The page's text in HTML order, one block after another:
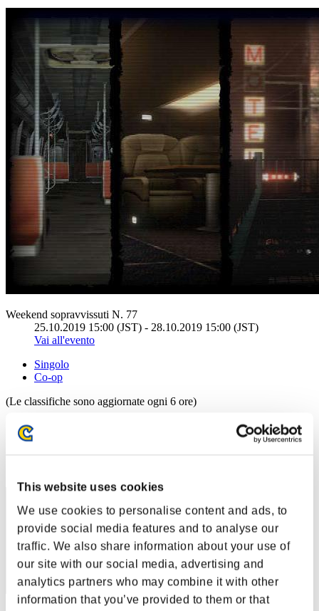
This website uses cookies
We use cookies to personalise content and ads, to
provide social media features and to analyse our
traffic. We also share information about your use of
our site with our social media, advertising and
analytics partners who may combine it with other
information that you’ve provided to them or that
Weekend sopravvissuti N. 77
25.10.2019 15:00 (JST) - 28.10.2019 15:00 (JST)
Vai all'evento
Singolo
Co-op
(Le classifiche sono aggiornate ogni 6 ore)
Classifiche
Posizione